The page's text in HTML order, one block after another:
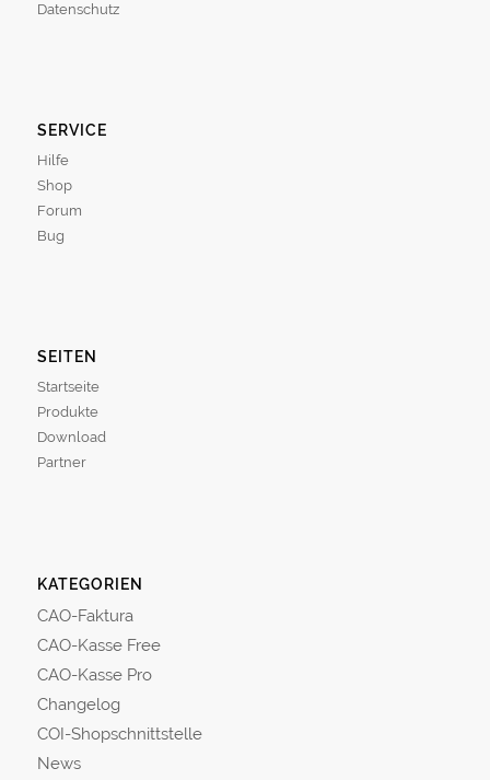
Datenschutz
SERVICE
Hilfe
Shop
Forum
Bug
SEITEN
Startseite
Produkte
Download
Partner
KATEGORIEN
CAO-Faktura
CAO-Kasse Free
CAO-Kasse Pro
Changelog
COI-Shopschnittstelle
News